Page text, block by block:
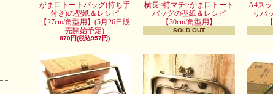
がま口トートバッグ(持ち手
付き)の型紙＆レシピ
【27cm/角型用】(5月26日販
売開始予定)
870円(税込957円)
横長<特マチ>がま口トート
バッグの型紙＆レシピ
【30cm/角型用】
SOLD OUT
A4ス
りバ